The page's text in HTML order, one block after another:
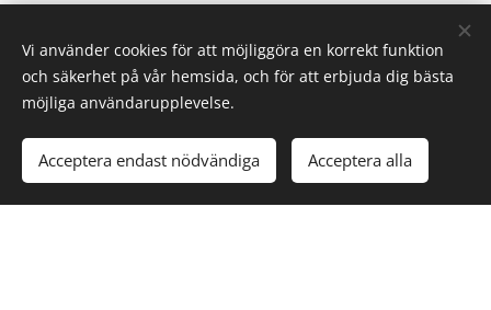
Vi använder cookies för att möjliggöra en korrekt funktion
och säkerhet på vår hemsida, och för att erbjuda dig bästa
möjliga användarupplevelse.
Acceptera endast nödvändiga Acceptera alla